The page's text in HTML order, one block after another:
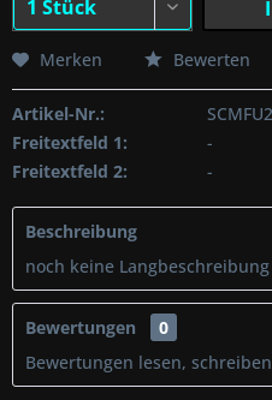
Merken Bewerten
Artikel-Nr.:
Freitextfeld 1:
-
Freitextfeld 2:
-
Beschreibung
noch keine
Bewertungen
0
Bewertungen lesen,